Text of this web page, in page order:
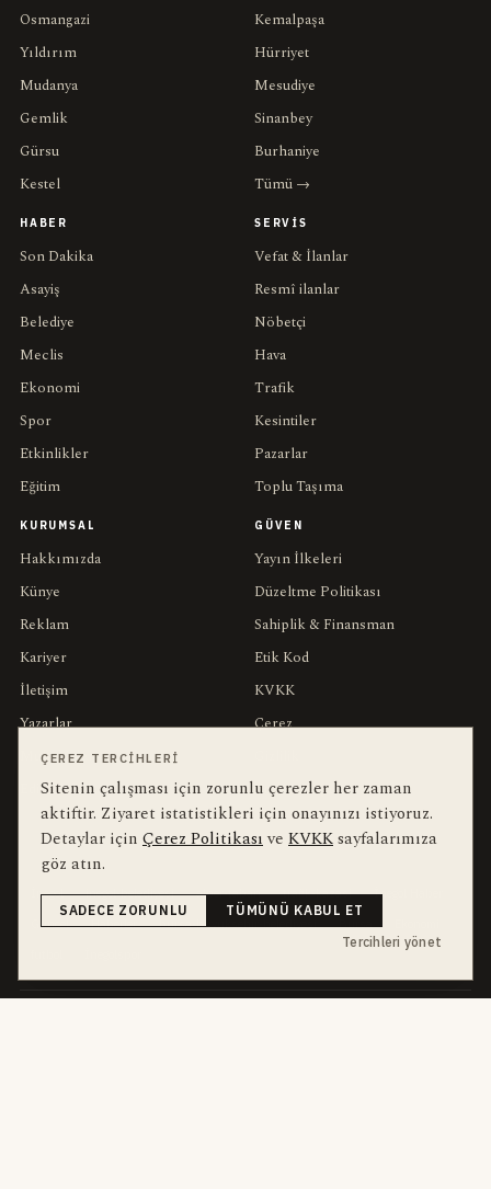
Osmangazi
Yıldırım
Mudanya
Gemlik
Gürsu
Kestel
Kemalpaşa
Hürriyet
Mesudiye
Sinanbey
Burhaniye
Tümü →
HABER
Son Dakika
Asayiş
Belediye
Meclis
Ekonomi
Spor
Etkinlikler
Eğitim
SERVIS
Vefat & İlanlar
Resmî ilanlar
Nöbetçi
Hava
Trafik
Kesintiler
Pazarlar
Toplu Taşıma
KURUMSAL
Hakkımızda
Künye
Reklam
Kariyer
İletişim
Yazarlar
Muhabirler
Editörler
GÜVEN
Yayın İlkeleri
Düzeltme Politikası
Sahiplik & Finansman
Etik Kod
KVKK
Çerez
Kullanım Şartları
YEREL ARANANLAR
İnegöl inegol-belediyesi alper-taban trafik-kazasi
İnegöl Haber
Güncel
Haberler bursa-buyuksehir-belediyesi Bursa
ÇEREZ TERCIHLERI
Sitenin çalışması için zorunlu çerezler her zaman
aktiftir. Ziyaret istatistikleri için onayınızı istiyoruz.
Detaylar için Çerez Politikasıve KVKKsayfalarımıza
göz atın.
SADECE ZORUNLU
TÜMÜNÜ KABUL ET
Tercihleri yönet